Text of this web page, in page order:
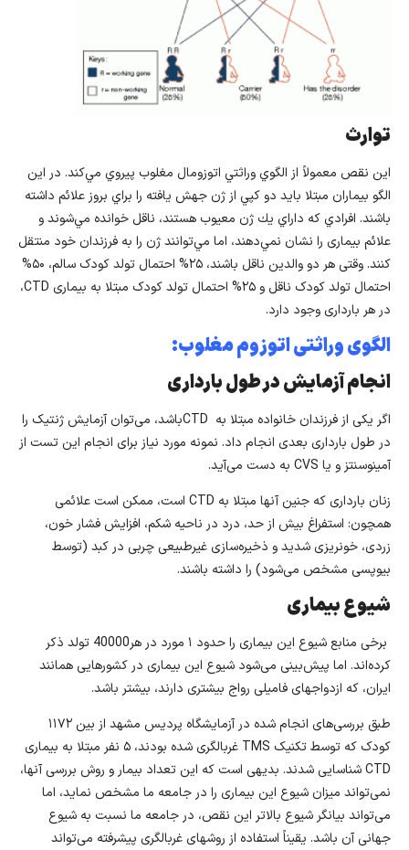
توارث
اين نقص معمولاً از الگوي وراثتي اتوزومال مغلوب پيروي مي‌كند. در اين
الگو بيماران مبتلا باید دو كپي از ژن جهش يافته را براي بروز علائم داشته
باشند. افرادي كه داراي يك ژن معیوب هستند، ناقل خوانده مي‌شوند و
علائم بیماری را نشان نمي‌دهند، اما مي‌توانند ژن را به فرزندان خود منتقل
كنند. وقتی هر دو والدین ناقل باشند، ۲۵% احتمال تولد کودک سالم، ۵۰%
احتمال تولد کودک ناقل و ۲۵% احتمال تولد کودک مبتلا به بیماری CTD،
در هر بارداری وجود دارد.
الگوی وراثتی اتوزوم مغلوب:
انجام آزمایش در طول بارداری
اگر یکی از فرزندان خانواده مبتلا به CTDباشد، می‌توان آزمایش ژنتیک را
در طول بارداری بعدی انجام داد. نمونه مورد نیاز برای انجام این تست از
آمینوسنتز و یا CVS به دست می‌آید.
زنان بارداری که جنین آنها مبتلا به CTD است، ممکن است علائمی
همچون: استفراغ بیش از حد، درد در ناحیه شکم، افزایش فشار خون،
زردی، خونریزی شدید و ذخیره‌سازی غیرطبیعی چربی در کبد (توسط
بیوپسی مشخص می‌شود) را داشته باشند.
شیوع بیماری
برخی منابع شیوع این بیماری را حدود ۱ مورد در هر40000 تولد ذکر
کرده‌اند. اما پیش‌بینی می‌شود شیوع این بیماری در کشورهایی همانند
ایران، که ازدواجهای فامیلی رواج بیشتری دارند، بیشتر باشد.
طبق بررسی‌های انجام شده در آزمایشگاه پردیس مشهد از بین ۱۱۷۲
کودک که توسط تکنیک TMS غربالگری شده بودند، ۵ نفر مبتلا به بیماری
CTD شناسایی شدند. بدیهی است که این تعداد بیمار و روش بررسی آنها،
نمی‌تواند میزان شیوع این بیماری را در جامعه ما مشخص نماید، اما
می‌تواند بيانگر شیوع بالاتر این نقص، در جامعه ما نسبت به شیوع
جهانی آن باشد. یقیناً استفاده از روشهای غربالگری پیشرفته می‌تواند